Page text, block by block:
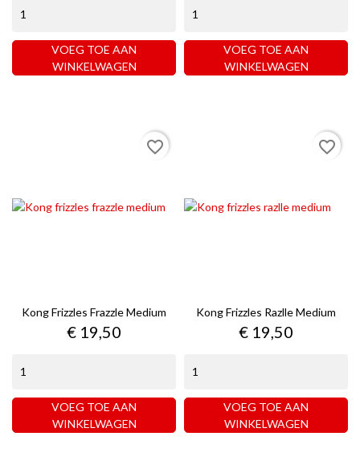
VOEG TOE AAN
WINKELWAGEN
VOEG TOE AAN
WINKELWAGEN
Kong Frizzles Frazzle Medium
Prijs
€ 19,50
VOEG TOE AAN
WINKELWAGEN
favorite_border
Kong Frizzles Razlle Medium
Prijs
€ 19,50
VOEG TOE AAN
WINKELWAGEN
favorite_border